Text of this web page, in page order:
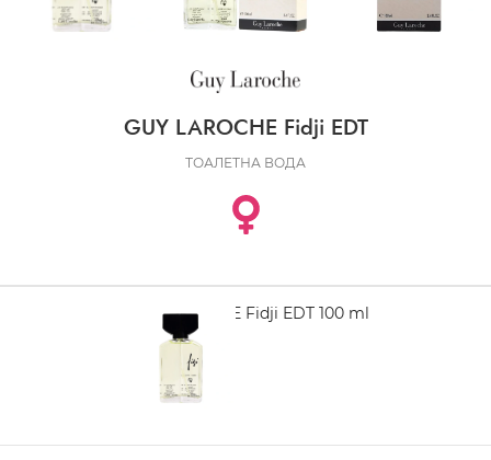
GUY LAROCHE Fidji EDT
ТОАЛЕТНА ВОДА
GUY LAROCHE Fidji EDT 100 ml
3.170,00